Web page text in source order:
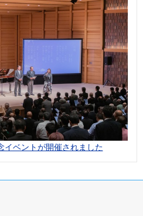
イベントが開催されました